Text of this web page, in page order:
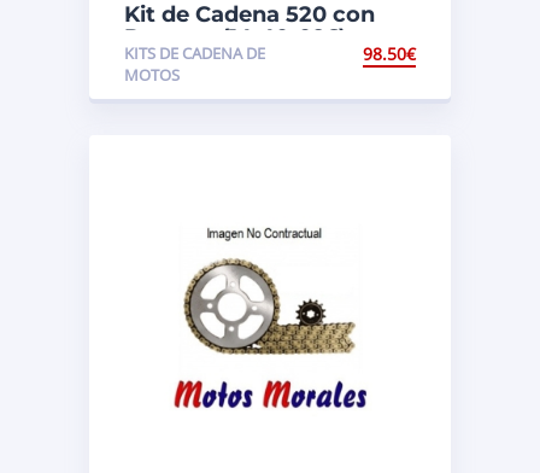
Kit de Cadena 520 con
Retenes (14-40-096)
Suzuki LTZ 400
KITS DE CADENA DE
MOTOS
98.50€